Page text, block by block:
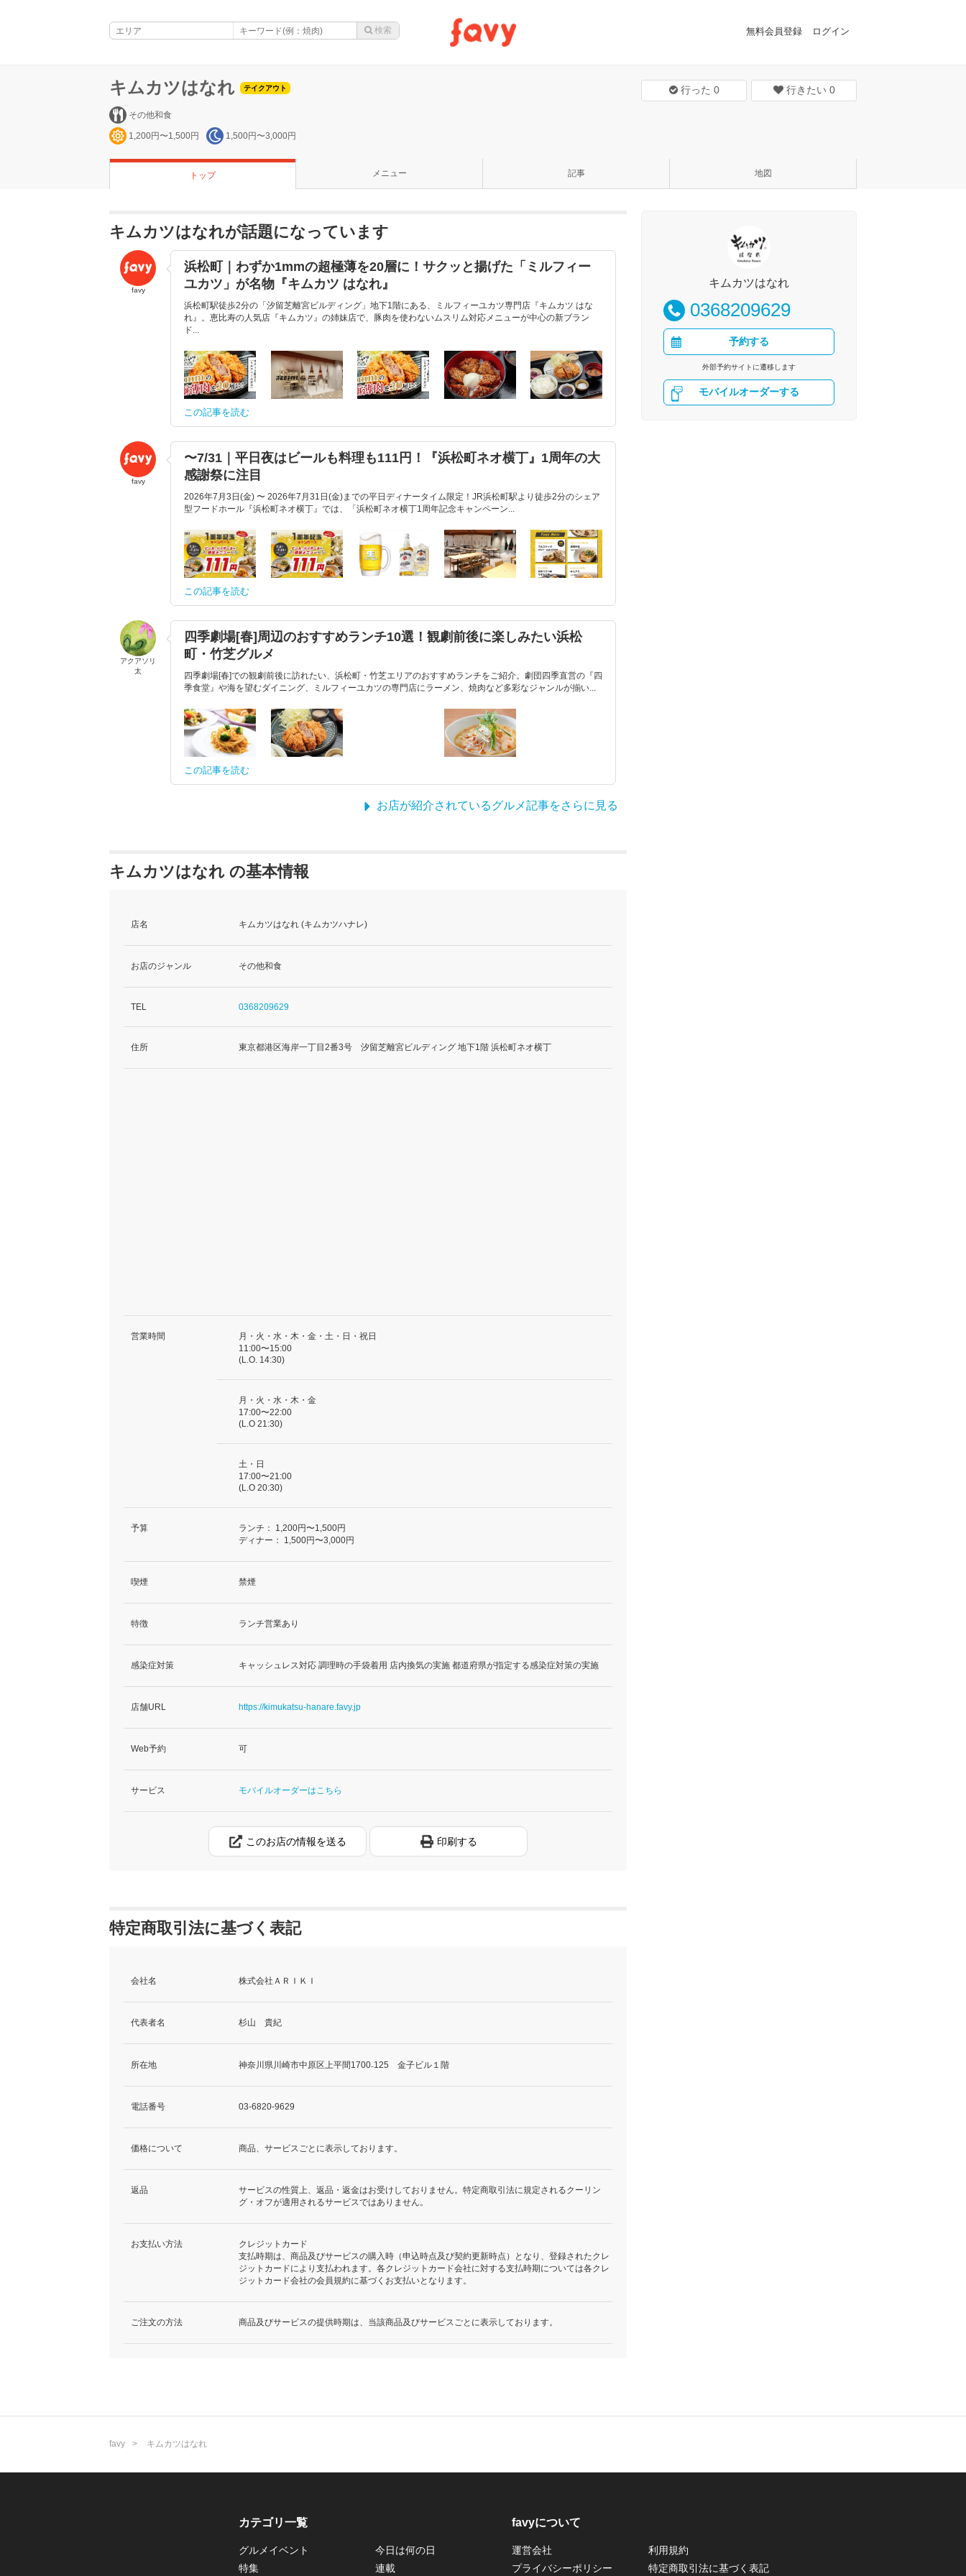
無料会員登録 ログイン
キムカツはなれ テイクアウト
その他和食
1,200円〜1,500円 1,500円〜3,000円
行った 0 行きたい 0
トップ メニュー 記事 地図
キムカツはなれが話題になっています
favy
浜松町｜わずか1mmの超極薄を20層に！サクッと揚げた「ミルフィー
ユカツ」が名物『キムカツ はなれ』
浜松町駅徒歩2分の「汐留芝離宮ビルディング」地下1階にある、ミルフィーユカツ専門店『キムカツ はな
れ』。恵比寿の人気店『キムカツ』の姉妹店で、豚肉を使わないムスリム対応メニューが中心の新ブラン
ド...
この記事を読む
favy
〜7/31｜平日夜はビールも料理も111円！『浜松町ネオ横丁』1周年の大
感謝祭に注目
2026年7月3日(金) 〜 2026年7月31日(金)までの平日ディナータイム限定！JR浜松町駅より徒歩2分のシェア
型フードホール『浜松町ネオ横丁』では、「浜松町ネオ横丁1周年記念キャンペーン...
この記事を読む
アクアソリ
太
四季劇場[春]周辺のおすすめランチ10選！観劇前後に楽しみたい浜松
町・竹芝グルメ
四季劇場[春]での観劇前後に訪れたい、浜松町・竹芝エリアのおすすめランチをご紹介。劇団四季直営の『四
季食堂』や海を望むダイニング、ミルフィーユカツの専門店にラーメン、焼肉など多彩なジャンルが揃い...
この記事を読む
お店が紹介されているグルメ記事をさらに見る
キムカツはなれ の基本情報
店名 キムカツはなれ (キムカツハナレ)
お店のジャンル その他和食
TEL 0368209629
住所 東京都港区海岸一丁目2番3号 汐留芝離宮ビルディング 地下1階 浜松町ネオ横丁
営業時間
月・火・水・木・金・土・日・祝日
11:00〜15:00
(L.O. 14:30)
月・火・水・木・金
17:00〜22:00
(L.O 21:30)
土・日
17:00〜21:00
(L.O 20:30)
予算 ランチ：
1,200円〜1,500円
ディナー：
1,500円〜3,000円
喫煙 禁煙
特徴 ランチ営業あり
感染症対策 キャッシュレス対応 調理時の手袋着用 店内換気の実施 都道府県が指定する感染症対策の実施
店舗URL https://kimukatsu-hanare.favy.jp
Web予約 可
サービス モバイルオーダーはこちら
このお店の情報を送る 印刷する
特定商取引法に基づく表記
会社名 株式会社ＡＲＩＫＩ
代表者名 杉山 貴紀
所在地 神奈川県川崎市中原区上平間1700₋125 金子ビル１階
電話番号 03-6820-9629
価格について 商品、サービスごとに表示しております。
返品
サービスの性質上、返品・返金はお受けしておりません。特定商取引法に規定されるクーリン
グ・オフが適用されるサービスではありません。
お支払い方法
クレジットカード
支払時期は、商品及びサービスの購入時（申込時点及び契約更新時点）となり、登録されたクレ
ジットカードにより支払われます。各クレジットカード会社に対する支払時期については各クレ
ジットカード会社の会員規約に基づくお支払いとなります。
ご注文の方法 商品及びサービスの提供時期は、当該商品及びサービスごとに表示しております。
キムカツはなれ
0368209629
予約する
外部予約サイトに遷移します
モバイルオーダーする
favy キムカツはなれ
カテゴリ一覧
グルメイベント
今日は何の日
特集
連載
favyについて
運営会社
利用規約
プライバシーポリシー
特定商取引法に基づく表記